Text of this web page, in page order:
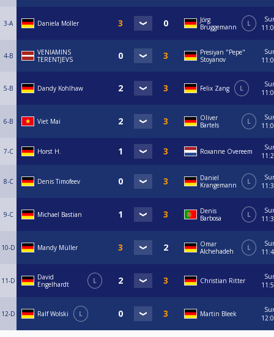
3-A Daniela Möller
Jörg
Brüggemann
L
4-B
VENIAMINS
TERENTJEVS
Presiyan "Pepe"
Stoyanov
5-B Dandy Kohlhaw Felix Zang L
6-B Viet Mai
Oliver
Bartels
L
7-C Horst H. Roxanne Overeem
8-C Denis Timofeev
Daniel
Krangemann
L
9-C Michael Bastian
Denis
Barbosa
L
10-D Mandy Müller
Omar
Alchehadeh
L
11-D
David
Engelhardt
L Christian Ritter
12-D Ralf Wolski L Martin Bleek